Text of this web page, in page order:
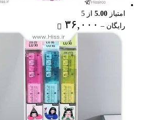
امتیاز 5.00 از 5
رایگان – ۳۶,۰۰۰
رایگان
through
۳۶,۰۰۰ تومان